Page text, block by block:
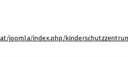
joomla/index.php/